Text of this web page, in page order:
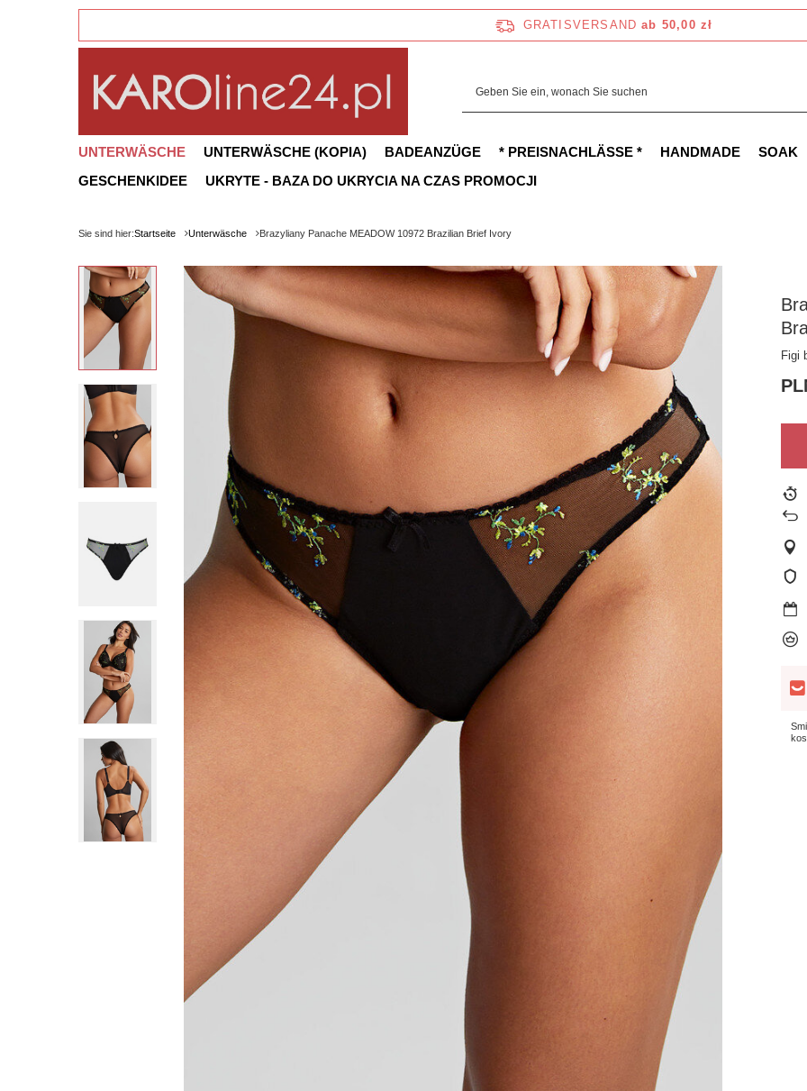
GRATISVERSAND ab 50,00 zł
UNTERWÄSCHE UNTERWÄSCHE (KOPIA) BADEANZÜGE * PREISNACHLÄSSE * HANDMADE
SOAK
GESCHENKIDEE
UKRYTE - BAZA DO UKRYCIA NA CZAS PROMOCJI
Sie sind hier:Startseite Unterwäsche Brazyliany Panache MEADOW 10972 Brazilian Brief Ivory
Figi